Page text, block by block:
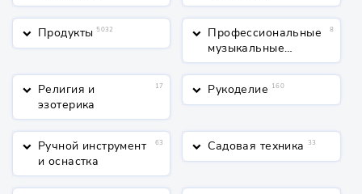
keyboard_arrow_down Продукты 5032 keyboard_arrow_down Профессиональные
музыкальные
инструменты
8
keyboard_arrow_down Религия и
эзотерика
17 keyboard_arrow_down Рукоделие 160
keyboard_arrow_down Ручной инструмент
и оснастка
63 keyboard_arrow_down Садовая техника 33